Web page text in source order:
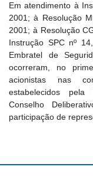
Em atendimento à
2001; à Resolução
2001; à Resolução
Instrução SPC nº
Embratel de
ocorreram, no
acionistas nas
estabelecidos
Conselho
participação de